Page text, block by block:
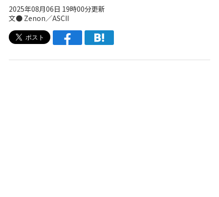
2025年08月06日 19時00分更新
文● Zenon／ASCII